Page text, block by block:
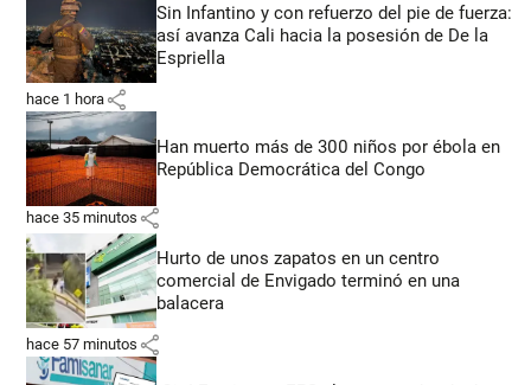
Sin Infantino y con refuerzo del pie de fuerza:
así avanza Cali hacia la posesión de De la
Espriella
hace 1 hora share
Han muerto más de 300 niños por ébola en
República Democrática del Congo
hace 35 minutos share
Hurto de unos zapatos en un centro
comercial de Envigado terminó en una
balacera
hace 57 minutos share